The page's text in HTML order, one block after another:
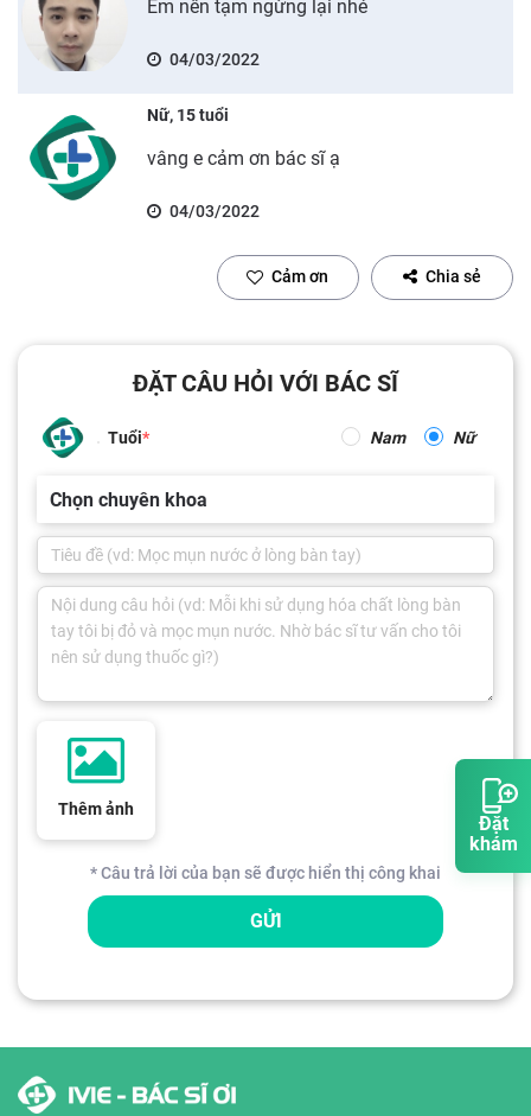
Đặt
khám
Em nên tạm ngừng lại nhé
04/03/2022
Nữ, 15 tuổi
vâng e cảm ơn bác sĩ ạ
04/03/2022
Cảm ơn Chia sẻ
ĐẶT CÂU HỎI VỚI BÁC SĨ
Tuổi Nam Nữ
Chọn chuyên khoa
Thêm ảnh
* Câu trả lời của bạn sẽ được hiển thị công khai
GỬI